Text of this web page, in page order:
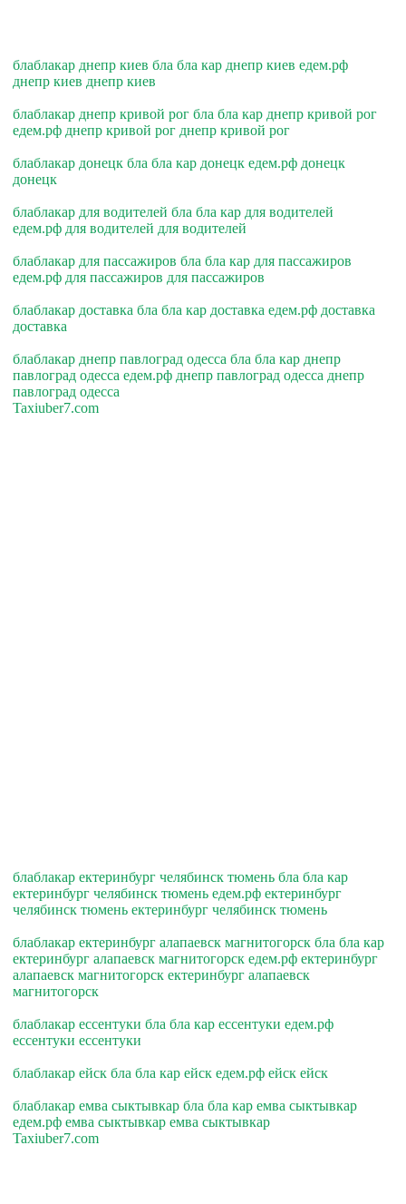
блаблакар днепр киев бла бла кар днепр киев едем.рф
днепр киев днепр киев
блаблакар днепр кривой рог бла бла кар днепр кривой рог
едем.рф днепр кривой рог днепр кривой рог
блаблакар донецк бла бла кар донецк едем.рф донецк
донецк
блаблакар для водителей бла бла кар для водителей
едем.рф для водителей для водителей
блаблакар для пассажиров бла бла кар для пассажиров
едем.рф для пассажиров для пассажиров
блаблакар доставка бла бла кар доставка едем.рф доставка
доставка
блаблакар днепр павлоград одесса бла бла кар днепр
павлоград одесса едем.рф днепр павлоград одесса днепр
павлоград одесса
Taxiuber7.com
блаблакар ектеринбург челябинск тюмень бла бла кар
ектеринбург челябинск тюмень едем.рф ектеринбург
челябинск тюмень ектеринбург челябинск тюмень
блаблакар ектеринбург алапаевск магнитогорск бла бла кар
ектеринбург алапаевск магнитогорск едем.рф ектеринбург
алапаевск магнитогорск ектеринбург алапаевск
магнитогорск
блаблакар ессентуки бла бла кар ессентуки едем.рф
ессентуки ессентуки
блаблакар ейск бла бла кар ейск едем.рф ейск ейск
блаблакар емва сыктывкар бла бла кар емва сыктывкар
едем.рф емва сыктывкар емва сыктывкар
Taxiuber7.com